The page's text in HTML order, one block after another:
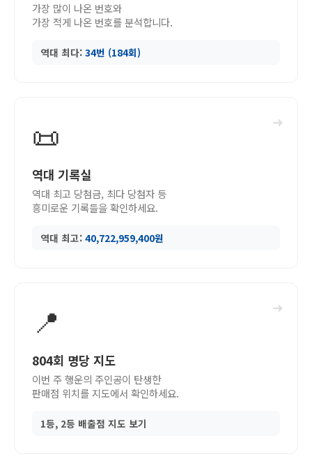
가장 많이 나온 번호와
가장 적게 나온 번호를 분석합니다.
역대 최다: 34번 (184회)
➜
📜
역대 기록실
역대 최고 당첨금, 최다 당첨자 등
흥미로운 기록들을 확인하세요.
역대 최고: 40,722,959,400원
➜
📍
804회 명당 지도
이번 주 행운의 주인공이 탄생한
판매점 위치를 지도에서 확인하세요.
1등, 2등 배출점 지도 보기